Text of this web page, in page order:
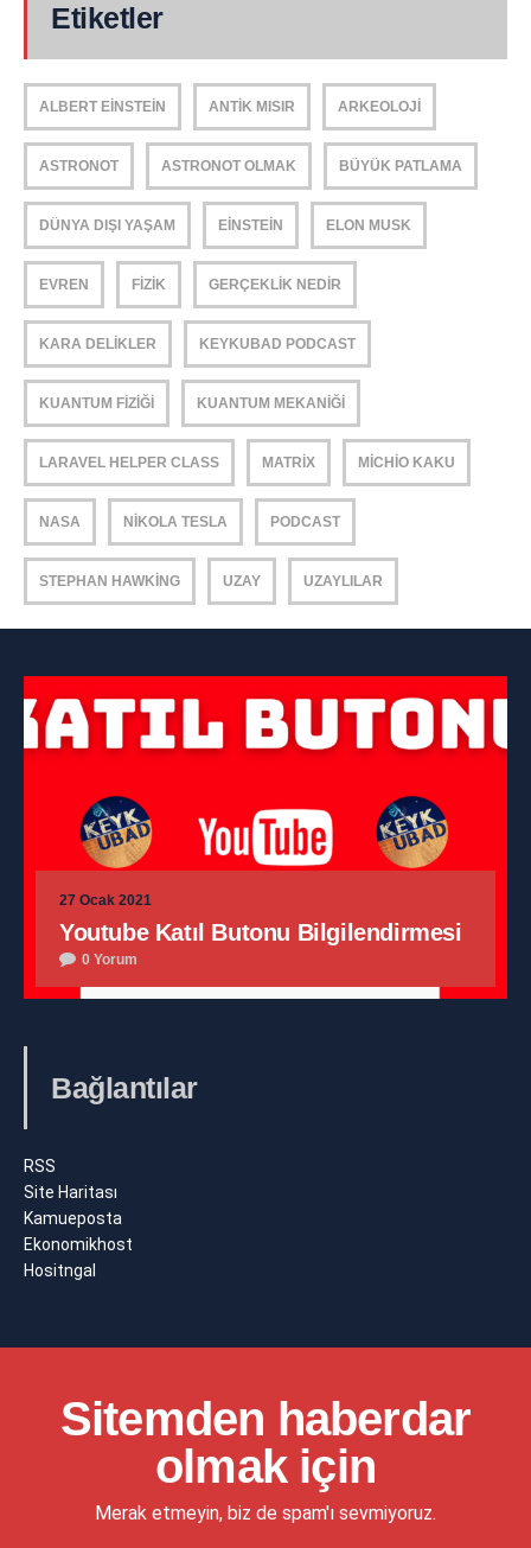
Etiketler
ALBERT EINSTEIN ANTIK MISIR ARKEOLOJI
ASTRONOT ASTRONOT OLMAK BÜYÜK PATLAMA
DÜNYA DIŞI YAŞAM EINSTEIN ELON MUSK
EVREN FIZIK GERÇEKLIK NEDIR
KARA DELIKLER KEYKUBAD PODCAST
KUANTUM FIZIĞI KUANTUM MEKANIĞI
LARAVEL HELPER CLASS MATRIX MICHIO KAKU
NASA NIKOLA TESLA PODCAST
STEPHAN HAWKING UZAY UZAYLILAR
27 Ocak 2021
Youtube Katıl Butonu Bilgilendirmesi
0 Yorum
Bağlantılar
RSS
Site Haritası
Kamueposta
Ekonomikhost
Hositngal
Sitemden haberdar
olmak için
Merak etmeyin, biz de spam'ı sevmiyoruz.